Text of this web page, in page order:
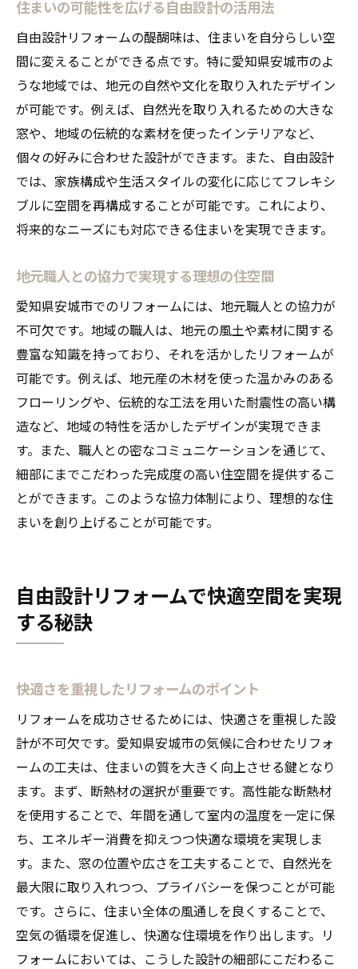
住まいの可能性を広げる自由設計の活用法
自由設計リフォームの醍醐味は、住まいを自分らしい空
間に変えることができる点です。特に愛知県安城市のよ
うな地域では、地元の自然や文化を取り入れたデザイン
が可能です。例えば、自然光を取り入れるための大きな
窓や、地域の伝統的な素材を使ったインテリアなど、
個々の好みに合わせた設計ができます。また、自由設計
では、家族構成や生活スタイルの変化に応じてフレキシ
ブルに空間を再構成することが可能です。これにより、
将来的なニーズにも対応できる住まいを実現できます。
地元職人との協力で実現する理想の住空間
愛知県安城市でのリフォームには、地元職人との協力が
不可欠です。地域の職人は、地元の風土や素材に関する
豊富な知識を持っており、それを活かしたリフォームが
可能です。例えば、地元産の木材を使った温かみのある
フローリングや、伝統的な工法を用いた耐震性の高い構
造など、地域の特性を活かしたデザインが実現できま
す。また、職人との密なコミュニケーションを通じて、
細部にまでこだわった完成度の高い住空間を提供するこ
とができます。このような協力体制により、理想的な住
まいを創り上げることが可能です。
自由設計リフォームで快適空間を実現
する秘訣
快適さを重視したリフォームのポイント
リフォームを成功させるためには、快適さを重視した設
計が不可欠です。愛知県安城市の気候に合わせたリフォ
ームの工夫は、住まいの質を大きく向上させる鍵となり
ます。まず、断熱材の選択が重要です。高性能な断熱材
を使用することで、年間を通して室内の温度を一定に保
ち、エネルギー消費を抑えつつ快適な環境を実現しま
す。また、窓の位置や広さを工夫することで、自然光を
最大限に取り入れつつ、プライバシーを保つことが可能
です。さらに、住まい全体の風通しを良くすることで、
空気の循環を促進し、快適な住環境を作り出します。リ
フォームにおいては、こうした設計の細部にこだわるこ